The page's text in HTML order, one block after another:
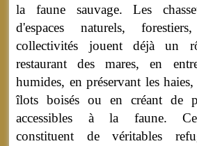
la faune sauvage. Les
d'espaces naturels,
collectivités jouent déjà un
restaurant des mares, en
humides, en préservant les
îlots boisés ou en créant de
accessibles à la faune. Ces
constituent de véritables